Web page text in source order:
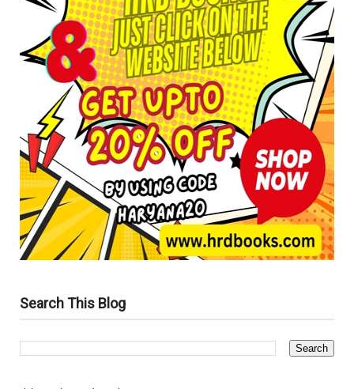
Search This Blog